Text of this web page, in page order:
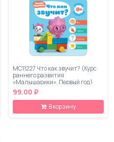
МС11227 Что как звучит? (Курс
раннего развития
«Малышарики». Первый год)
99.00 ₽
В корзину